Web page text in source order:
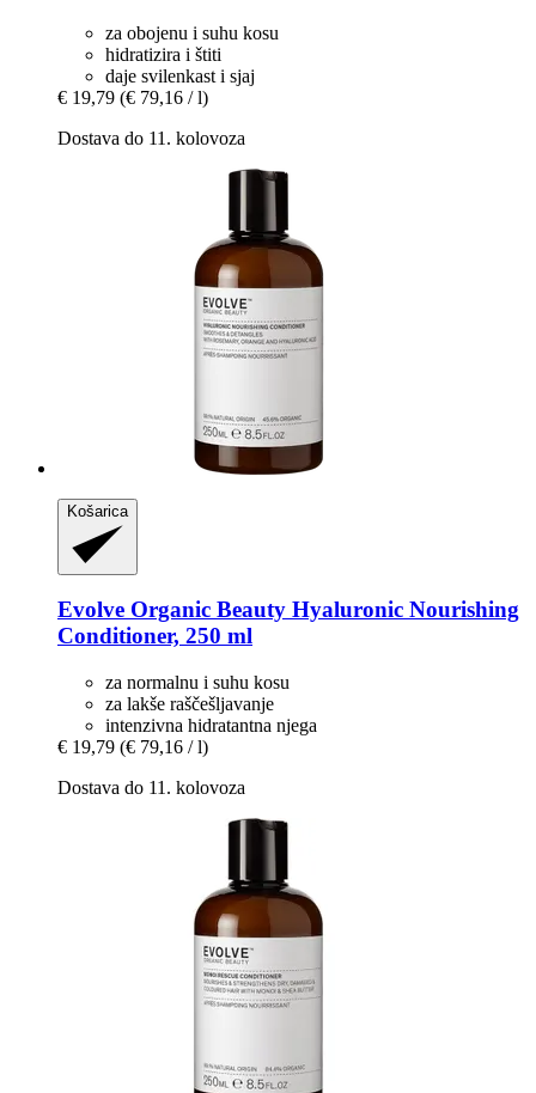
za obojenu i suhu kosu
hidratizira i štiti
daje svilenkast i sjaj
€ 19,79 (€ 79,16 / l)
Dostava do 11. kolovoza
Košarica
Evolve Organic Beauty Hyaluronic Nourishing
Conditioner, 250 ml
za normalnu i suhu kosu
za lakše raščešljavanje
intenzivna hidratantna njega
€ 19,79 (€ 79,16 / l)
Dostava do 11. kolovoza